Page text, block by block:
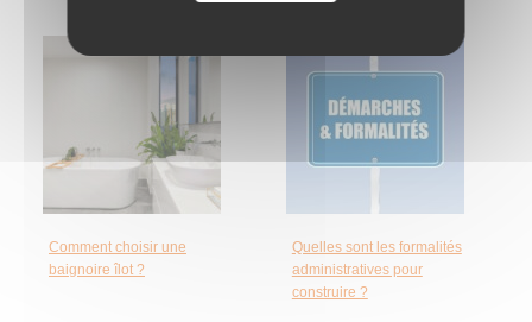
Comment choisir une
baignoire îlot ?
Quelles sont les formalités
administratives pour
construire ?